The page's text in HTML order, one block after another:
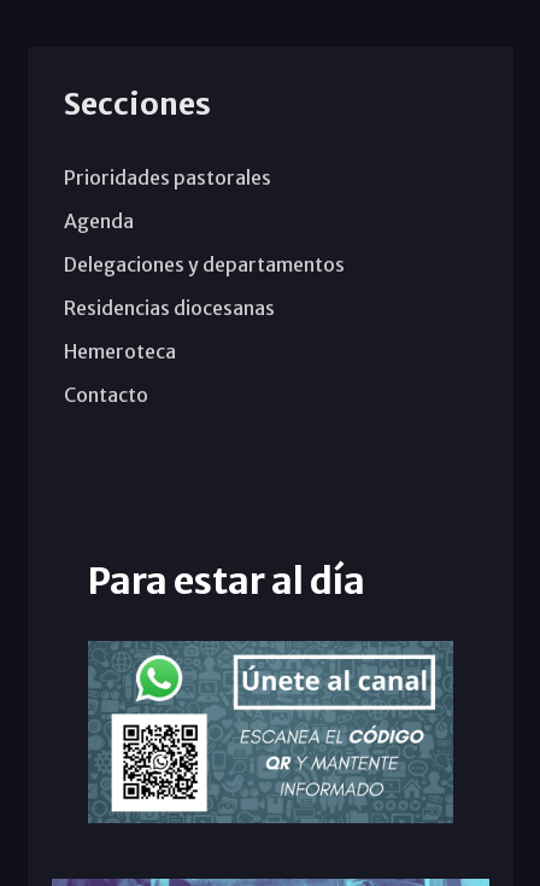
Secciones
Prioridades pastorales
Agenda
Delegaciones y departamentos
Residencias diocesanas
Hemeroteca
Contacto
Para estar al día